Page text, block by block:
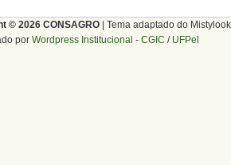
© 2026 CONSAGRO | Tema adaptado do
por Wordpress Institucional - CGIC / UFPel